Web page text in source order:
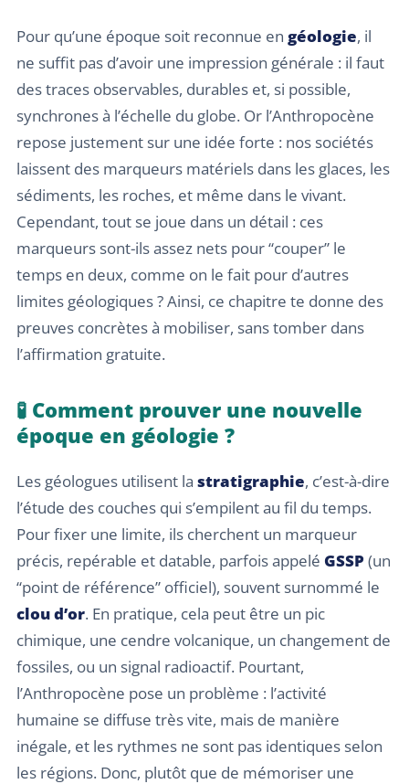
Pour qu’une époque soit reconnue en géologie, il
ne suffit pas d’avoir une impression générale : il faut
des traces observables, durables et, si possible,
synchrones à l’échelle du globe. Or l’Anthropocène
repose justement sur une idée forte : nos sociétés
laissent des marqueurs matériels dans les glaces, les
sédiments, les roches, et même dans le vivant.
Cependant, tout se joue dans un détail : ces
marqueurs sont-ils assez nets pour “couper” le
temps en deux, comme on le fait pour d’autres
limites géologiques ? Ainsi, ce chapitre te donne des
preuves concrètes à mobiliser, sans tomber dans
l’affirmation gratuite.
🧪 Comment prouver une nouvelle
époque en géologie ?
Les géologues utilisent la stratigraphie, c’est-à-dire
l’étude des couches qui s’empilent au fil du temps.
Pour fixer une limite, ils cherchent un marqueur
précis, repérable et datable, parfois appelé GSSP (un
“point de référence” officiel), souvent surnommé le
clou d’or. En pratique, cela peut être un pic
chimique, une cendre volcanique, un changement de
fossiles, ou un signal radioactif. Pourtant,
l’Anthropocène pose un problème : l’activité
humaine se diffuse très vite, mais de manière
inégale, et les rythmes ne sont pas identiques selon
les régions. Donc, plutôt que de mémoriser une